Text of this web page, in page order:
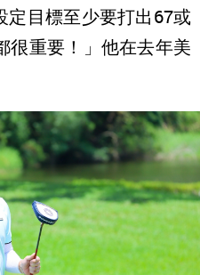
定目標至少要打出67或
很重要！」他在去年美